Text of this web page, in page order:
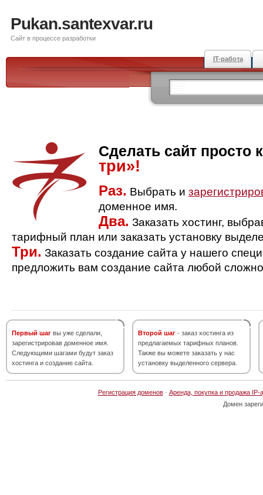
Pukan.santexvar.ru
Сайт в процессе разработки
IT-работа
Сделать сайт просто
три»!
Раз. Выбрать и
доменное имя.
Два. Заказать хостинг,
тарифный план или заказать установку
Три. Заказать создание сайта у нашего
предложить вам создание сайта любой
Первый шаг вы уже сделали,
зарегистрировав доменное имя.
Следующими шагами будут заказ
хостинга и создание сайта.
Второй шаг - заказ хостинга из
предлагаемых тарифных планов.
Также вы можете заказать у нас
установку выделенного сервера.
Регистрация доменов· Аренда, покупка и продажа IP-
Домен